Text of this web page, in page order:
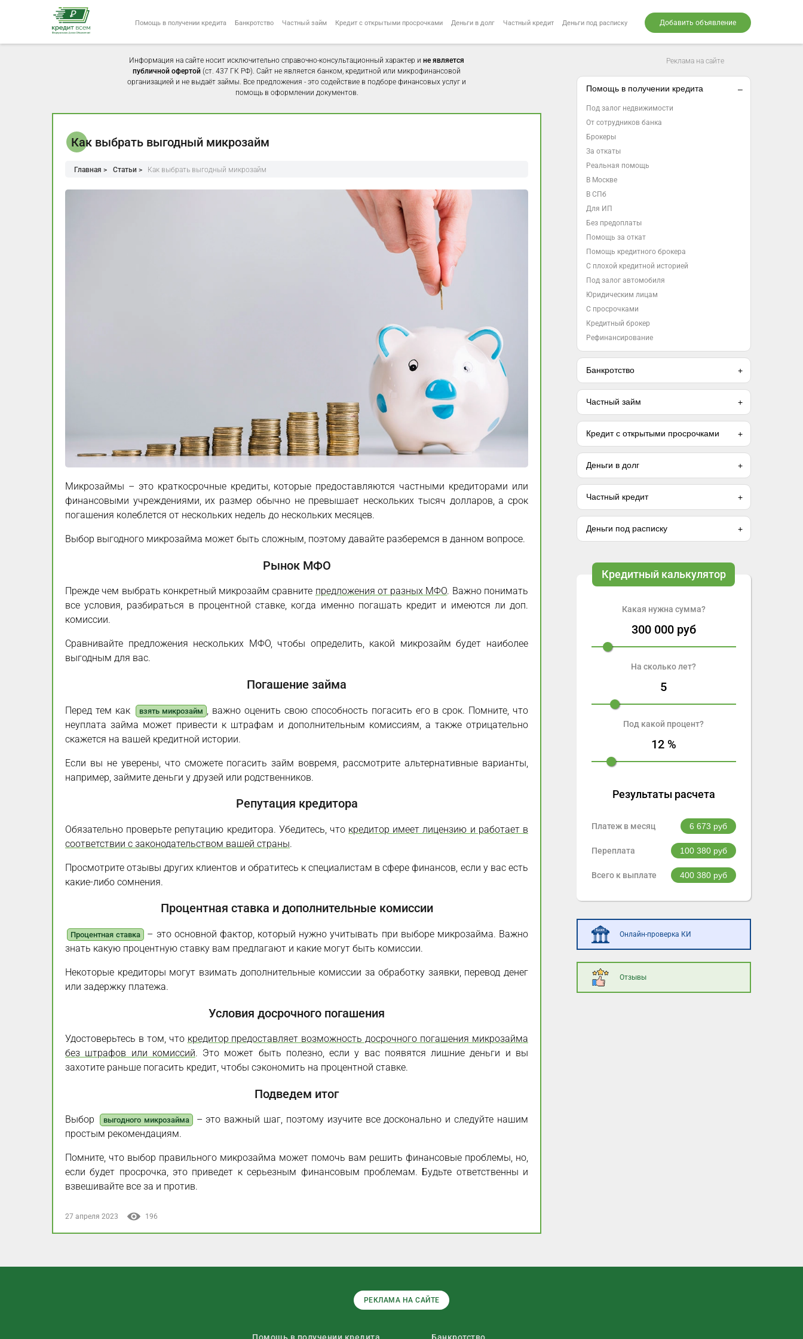
Помощь в получении кредита Банкротство Частный займ Кредит с открытыми просрочками Деньги в долг Частный кредит Деньги под расписку Добавить объявление
Информация на сайте носит исключительно справочно-консультационный характер и не является
публичной офертой (ст. 437 ГК РФ). Сайт не является банком, кредитной или микрофинансовой
организацией и не выдаёт займы. Все предложения - это содействие в подборе финансовых услуг и
помощь в оформлении документов.
Как выбрать выгодный микрозайм
Главная > Статьи > Как выбрать выгодный микрозайм
Микрозаймы – это краткосрочные кредиты, которые предоставляются частными кредиторами или
финансовыми учреждениями, их размер обычно не превышает нескольких тысяч долларов, а срок
погашения колеблется от нескольких недель до нескольких месяцев.
Выбор выгодного микрозайма может быть сложным, поэтому давайте разберемся в данном вопросе.
Рынок МФО
Прежде чем выбрать конкретный микрозайм сравните предложения от разных МФО. Важно понимать
все условия, разбираться в процентной ставке, когда именно погашать кредит и имеются ли доп.
комиссии.
Сравнивайте предложения нескольких МФО, чтобы определить, какой микрозайм будет наиболее
выгодным для вас.
Погашение займа
Перед тем как взять микрозайм
, важно оценить свою способность погасить его в срок. Помните, что
неуплата займа может привести к штрафам и дополнительным комиссиям, а также отрицательно
скажется на вашей кредитной истории.
Если вы не уверены, что сможете погасить займ вовремя, рассмотрите альтернативные варианты,
например, займите деньги у друзей или родственников.
Репутация кредитора
Обязательно проверьте репутацию кредитора. Убедитесь, что кредитор имеет лицензию и работает в
соответствии с законодательством вашей страны.
Просмотрите отзывы других клиентов и обратитесь к специалистам в сфере финансов, если у вас есть
какие-либо сомнения.
Процентная ставка и дополнительные комиссии
Процентная ставка
– это основной фактор, который нужно учитывать при выборе микрозайма. Важно
знать какую процентную ставку вам предлагают и какие могут быть комиссии.
Некоторые кредиторы могут взимать дополнительные комиссии за обработку заявки, перевод денег
или задержку платежа.
Условия досрочного погашения
Удостоверьтесь в том, что кредитор предоставляет возможность досрочного погашения микрозайма
без штрафов или комиссий. Это может быть полезно, если у вас появятся лишние деньги и вы
захотите раньше погасить кредит, чтобы сэкономить на процентной ставке.
Подведем итог
Выбор выгодного микрозайма – это важный шаг, поэтому изучите все досконально и следуйте нашим
простым рекомендациям.
Помните, что выбор правильного микрозайма может помочь вам решить финансовые проблемы, но,
если будет просрочка, это приведет к серьезным финансовым проблемам. Будьте ответственны и
взвешивайте все за и против.
27 апреля 2023 196
Реклама на сайте
Помощь в получении кредита
Под залог недвижимости
От сотрудников банка
Брокеры
За откаты
Реальная помощь
В Москве
В СПб
Для ИП
Без предоплаты
Помощь за откат
Помощь кредитного брокера
С плохой кредитной историей
Под залог автомобиля
Юридическим лицам
С просрочками
Кредитный брокер
Рефинансирование
Банкротство
Частный займ
Кредит с открытыми просрочками
Деньги в долг
Частный кредит
Деньги под расписку
Кредитный калькулятор
Какая нужна сумма?
300 000руб
На сколько лет?
5
Под какой процент?
12%
Результаты расчета
Платеж в месяц 6 673 руб
Переплата 100 380 руб
Всего к выплате 400 380 руб
Онлайн-проверка КИ
Отзывы
РЕКЛАМА НА САЙТЕ